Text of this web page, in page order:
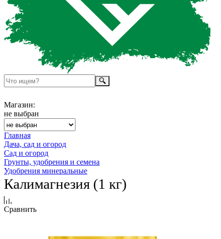
Магазин:
не выбран
Главная
Дача, сад и огород
Сад и огород
Грунты, удобрения и семена
Удобрения минеральные
Калимагнезия (1 кг)
Сравнить